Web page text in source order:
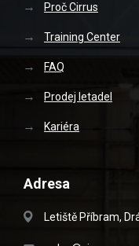
Proč Cirrus
Training Center
FAQ
Prodej letadel
Kariéra
Adresa
Letiště Příbram,